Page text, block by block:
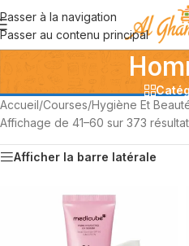
Passer à la navigation
Passer au contenu principal
Accueil/Courses/Hygiène Et
Affichage de 41–60 sur 373
Afficher la barre latérale